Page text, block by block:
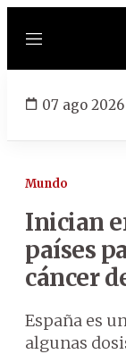
Menú
07 ago 2026
Mundo
Inician
países
cáncer
España es
algunas